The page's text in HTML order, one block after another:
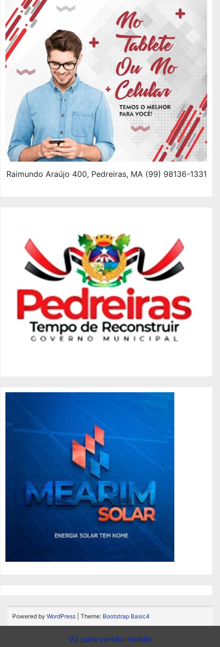
Raimundo Araújo 400, Pedreiras, MA (99) 98136-1331
Powered by WordPress | Theme: Bootstrap Basic4
Vá para versão mobile